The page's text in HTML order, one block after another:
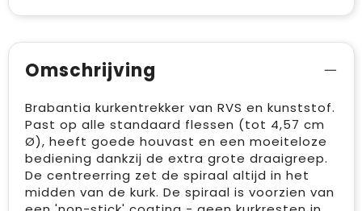
Omschrijving
Brabantia kurkentrekker van RVS en kunststof.
Past op alle standaard flessen (tot 4,57 cm
Ø), heeft goede houvast en een moeiteloze
bediening dankzij de extra grote draaigreep.
De centreerring zet de spiraal altijd in het
midden van de kurk. De spiraal is voorzien van